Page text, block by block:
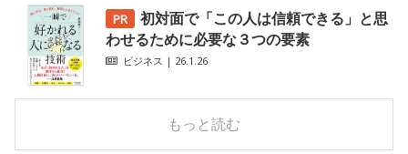
初対面で「この人は信頼できる」と思
わせるために必要な３つの要素
ビジネス | 26.1.26
もっと読む